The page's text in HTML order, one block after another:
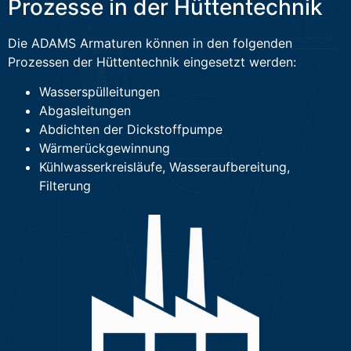
Prozesse in der Hüttentechnik
Die ADAMS Armaturen können in den folgenden
Prozessen der Hüttentechnik eingesetzt werden:
Wasserspülleitungen
Abgasleitungen
Abdichten der Dickstoffpumpe
Wärmerückgewinnung
Kühlwasserkreisläufe, Wasseraufbereitung,
Filterung